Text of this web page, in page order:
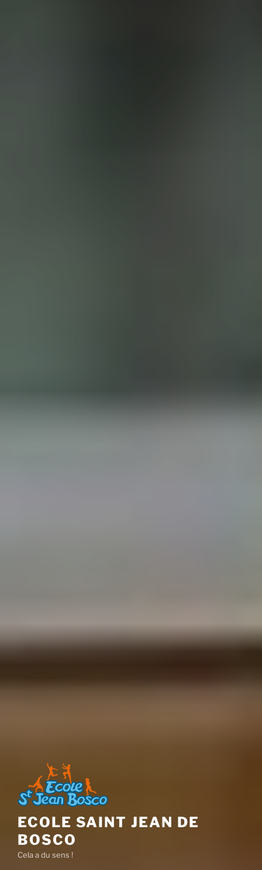
ECOLE SAINT JEAN DE
BOSCO
Cela a du sens !